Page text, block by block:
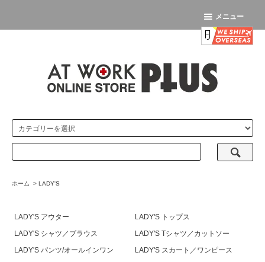
メニュー
ホーム > LADY'S
LADY'S アウター
LADY'S トップス
LADY'S シャツ／ブラウス
LADY'S Tシャツ／カットソー
LADY'S パンツ/オールインワン
LADY'S スカート／ワンピース